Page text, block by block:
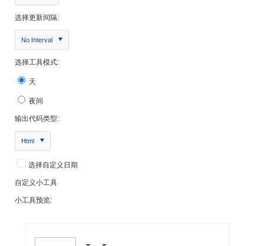
选择更新间隔:
No Interval
选择工具模式:
天
夜间
输出代码类型:
Html
选择自定义日期
自定义小工具
小工具预览: